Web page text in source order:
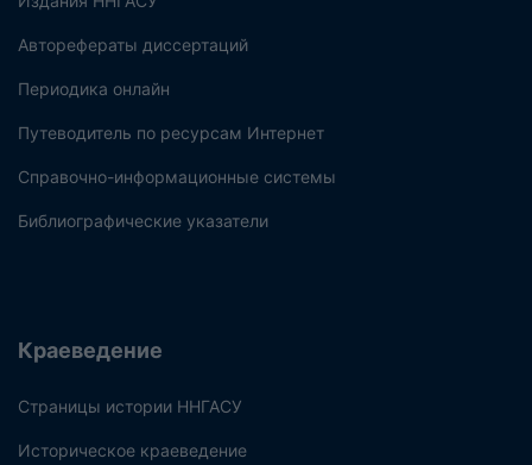
Авторефераты диссертаций
Периодика онлайн
Путеводитель по ресурсам Интернет
Справочно-информационные системы
Библиографические указатели
Краеведение
Страницы истории ННГАСУ
Историческое краеведение